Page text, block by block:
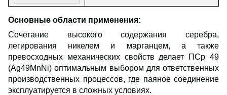
Основные области применения:
Сочетание высокого содержания серебра,
легирования никелем и марганцем, а также
превосходных механических свойств делает ПСр 49
(Ag49MnNi) оптимальным выбором для ответственных
производственных процессов, где паяное соединение
эксплуатируется в сложных условиях.